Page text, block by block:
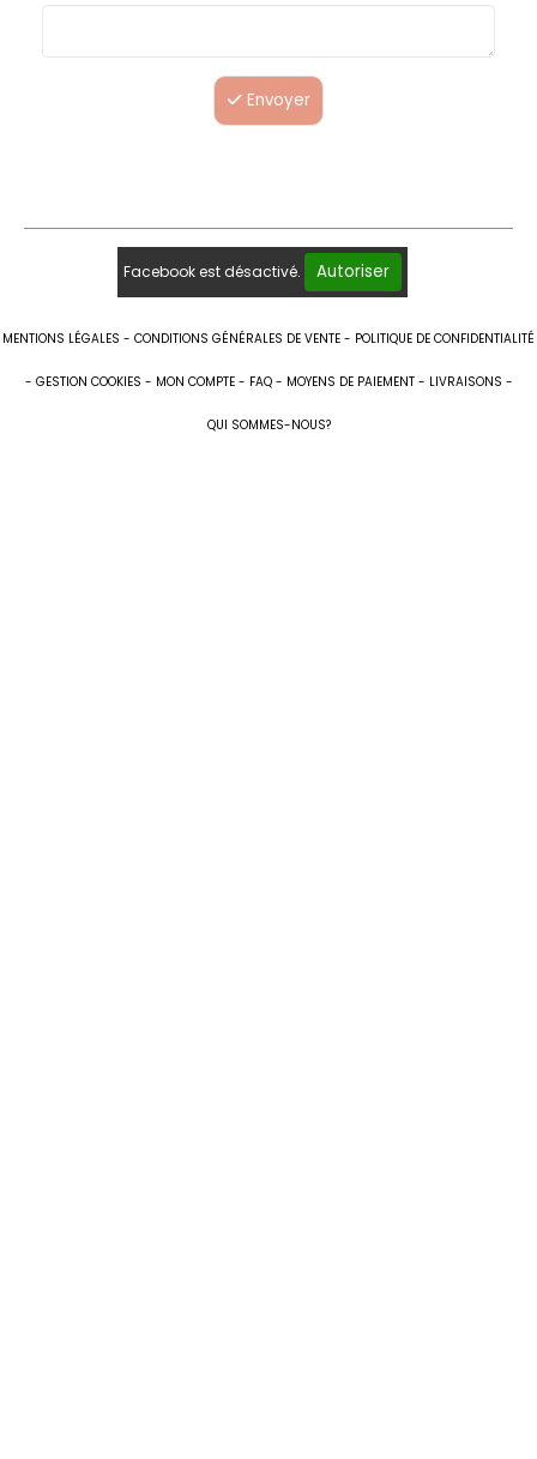
Envoyer
Facebook est désactivé. Autoriser
MENTIONS LÉGALES CONDITIONS GÉNÉRALES DE VENTE POLITIQUE DE CONFIDENTIALITÉ
GESTION COOKIES MON COMPTE FAQ MOYENS DE PAIEMENT LIVRAISONS
QUI SOMMES-NOUS?